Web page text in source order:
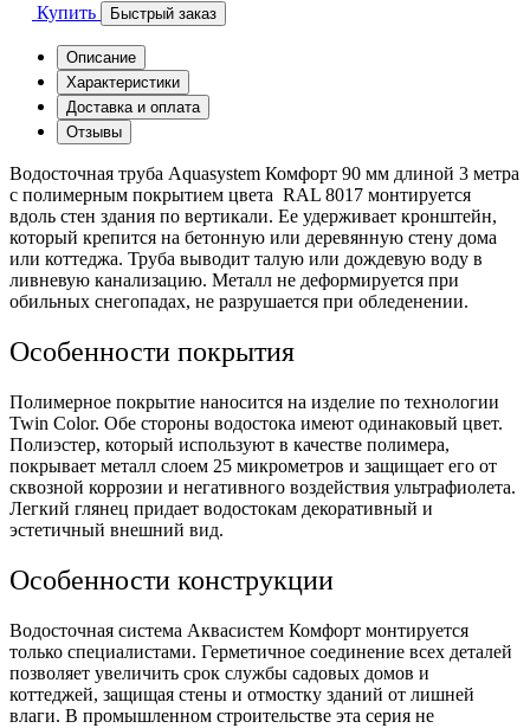
Купить Быстрый заказ
Описание
Характеристики
Доставка и оплата
Отзывы
Водосточная труба Aquasystem Комфорт 90 мм длиной 3 метра
с полимерным покрытием цвета RAL 8017 монтируется
вдоль стен здания по вертикали. Ее удерживает кронштейн,
который крепится на бетонную или деревянную стену дома
или коттеджа. Труба выводит талую или дождевую воду в
ливневую канализацию. Металл не деформируется при
обильных снегопадах, не разрушается при обледенении.
Особенности покрытия
Полимерное покрытие наносится на изделие по технологии
Twin Color. Обе стороны водостока имеют одинаковый цвет.
Полиэстер, который используют в качестве полимера,
покрывает металл слоем 25 микрометров и защищает его от
сквозной коррозии и негативного воздействия ультрафиолета.
Легкий глянец придает водостокам декоративный и
эстетичный внешний вид.
Особенности конструкции
Водосточная система Аквасистем Комфорт монтируется
только специалистами. Герметичное соединение всех деталей
позволяет увеличить срок службы садовых домов и
коттеджей, защищая стены и отмостку зданий от лишней
влаги. В промышленном строительстве эта серия не